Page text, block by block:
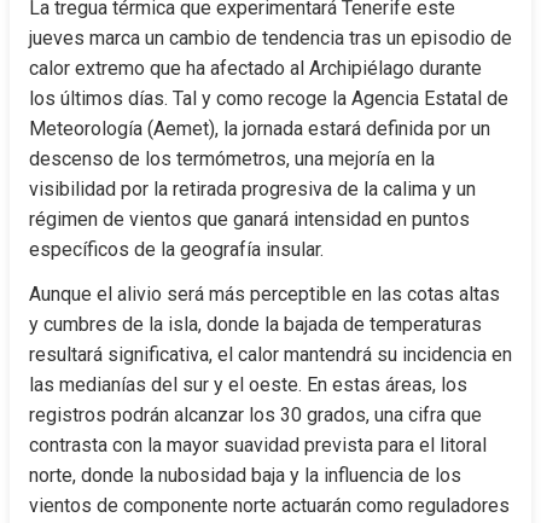
La tregua térmica que experimentará Tenerife este
jueves marca un cambio de tendencia tras un episodio de
calor extremo que ha afectado al Archipiélago durante
los últimos días. Tal y como recoge la Agencia Estatal de
Meteorología (Aemet), la jornada estará definida por un
descenso de los termómetros, una mejoría en la
visibilidad por la retirada progresiva de la calima y un
régimen de vientos que ganará intensidad en puntos
específicos de la geografía insular.
Aunque el alivio será más perceptible en las cotas altas
y cumbres de la isla, donde la bajada de temperaturas
resultará significativa, el calor mantendrá su incidencia en
las medianías del sur y el oeste. En estas áreas, los
registros podrán alcanzar los 30 grados, una cifra que
contrasta con la mayor suavidad prevista para el litoral
norte, donde la nubosidad baja y la influencia de los
vientos de componente norte actuarán como reguladores